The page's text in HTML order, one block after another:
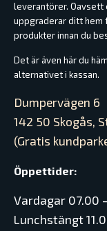
leverantörer.
uppgraderar ditt hem
produkter innan du
Det är även här du
alternativet i kassan.
Dumpervägen 6
142 50 Skogås,
(Gratis
Öppettider:
Vardagar 07.00
Lunchstängt